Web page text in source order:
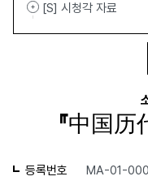
[S] 시청각 자료
『中国
등록번호 MA-01-